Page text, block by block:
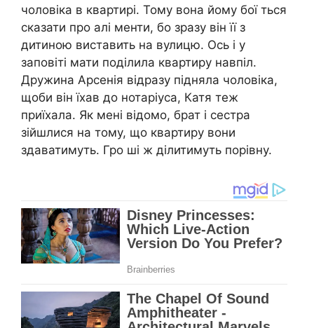
чоловіка в квартирі. Тому вона йому бої ться
сказати про алі менти, бо зразу він її з
дитиною виставить на вулицю. Ось і у
заповіті мати поділила квартиру навпіл.
Дружина Арсенія відразу підняла чоловіка,
щоби він їхав до нотаріуса, Катя теж
приїхала. Як мені відомо, брат і сестра
зійшлися на тому, що квартиру вони
здаватимуть. Гро ші ж ділитимуть порівну.